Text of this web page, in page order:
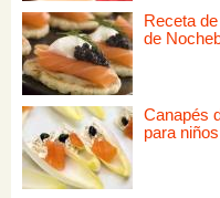
Receta
de
Canapés
para niños